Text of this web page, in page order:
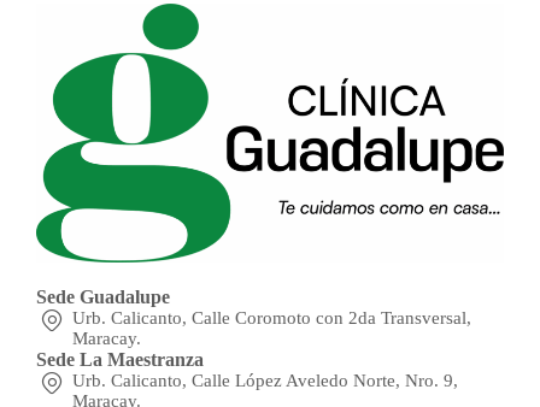
Sede Guadalupe
Urb. Calicanto, Calle Coromoto con 2da Transversal,
Maracay.
Sede La Maestranza
Urb. Calicanto, Calle López Aveledo Norte, Nro. 9,
Maracay.